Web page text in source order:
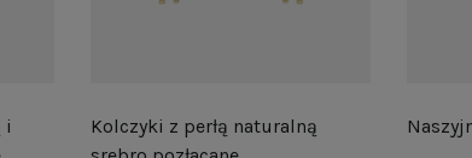
i
Kolczyki z perłą naturalną